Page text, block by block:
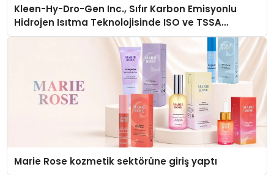
Kleen-Hy-Dro-Gen Inc., Sıfır Karbon Emisyonlu
Hidrojen Isıtma Teknolojisinde ISO ve TSSA
Düzenleyici Onaylarını Aldı
Marie Rose kozmetik sektörüne giriş yaptı